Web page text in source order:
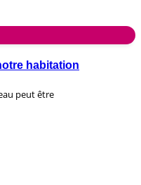
habitation
peut être